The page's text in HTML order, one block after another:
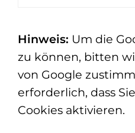
Hinweis: Um die
zu können, bitten
von Google
erforderlich, dass
Cookies aktivieren.